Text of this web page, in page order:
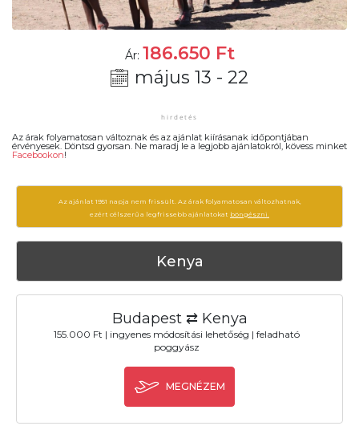
Ár: 186.650 Ft
május 13 - 22
Az árak folyamatosan változnak és az ajánlat kiírásanak időpontjában
érvényesek. Döntsd gyorsan. Ne maradj le a legjobb ajánlatokról, kövess minket
Facebookon!
Az ajánlat 1951 napja nem frissült. Az árak folyamatosan változhatnak,
ezért célszerű a legfrissebb ajánlatokat böngészni.
Kenya
Budapest ⇄ Kenya
155.000 Ft | ingyenes módosítási lehetőség | feladható
poggyász
MEGNÉZEM